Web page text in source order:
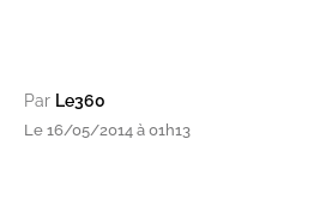
Par Le360
Le 16/05/2014 à 01h13